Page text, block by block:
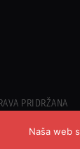
PRIDRŽANA
Naša web